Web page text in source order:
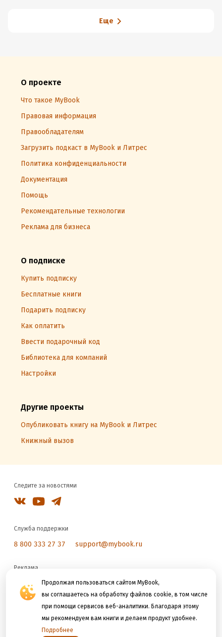
Продолжая пользоваться сайтом MyBook,
вы соглашаетесь на обработку файлов cookie, в том числе
при помощи сервисов веб-аналитики. Благодаря этому
мы рекомендуем вам книги и делаем продукт удобнее.
Подробнее
Еще
О проекте
Что такое MyBook
Правовая информация
Правообладателям
Загрузить подкаст в MyBook и Литрес
Политика конфиденциальности
Документация
Помощь
Рекомендательные технологии
Реклама для бизнеса
О подписке
Купить подписку
Бесплатные книги
Подарить подписку
Как оплатить
Ввести подарочный код
Библиотека для компаний
Настройки
Другие проекты
Опубликовать книгу на MyBook и Литрес
Книжный вызов
Следите за новостями
Служба поддержки
8 800 333 27 37 support@mybook.ru
Реклама
reklama@litres.ru
Мы принимаем к оплате